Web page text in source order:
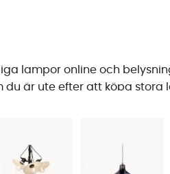
lampor online och
är ute efter att köpa
lampor som förhöjer